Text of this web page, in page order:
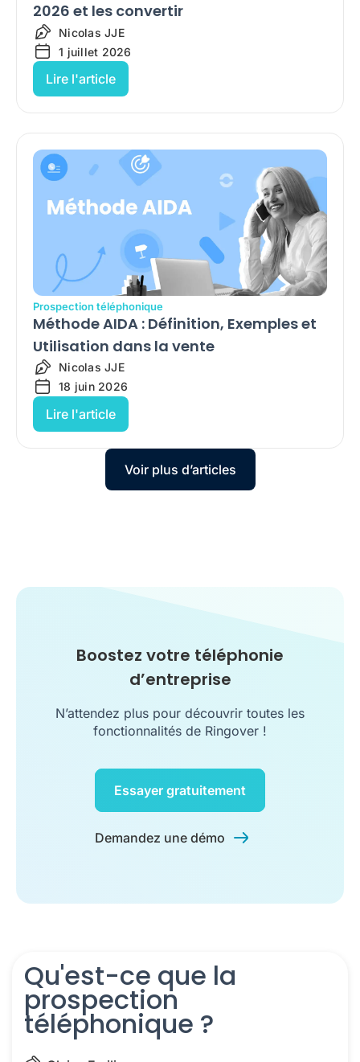
2026 et les convertir
Nicolas JJE
1 juillet 2026
Lire l'article
Prospection téléphonique
Méthode AIDA : Définition, Exemples et
Utilisation dans la vente
Nicolas JJE
18 juin 2026
Lire l'article
Voir plus d’articles
Boostez votre téléphonie
d’entreprise
N’attendez plus pour découvrir toutes les
fonctionnalités de Ringover !
Essayer gratuitement
Demandez une démo
Qu'est-ce que la
prospection
téléphonique ?